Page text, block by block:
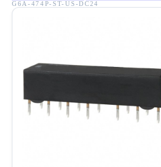
G6A-474P-ST-US-DC24